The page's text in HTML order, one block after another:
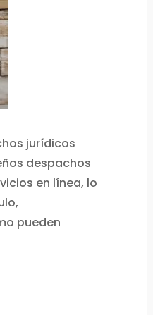
jurídicos
despachos
en línea, lo
pueden